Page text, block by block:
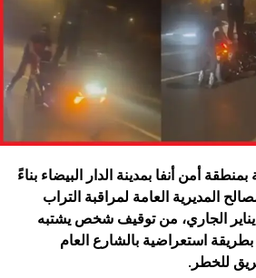
أمن أنفا بمدينة الدار البيضاء بناءً
المديرية العامة لمراقبة التراب
الوطني، يوم الاثنين 26 يناير الجاري، من توقيف شخص يشتبه
استعراضية بالشارع العام
للخطر .